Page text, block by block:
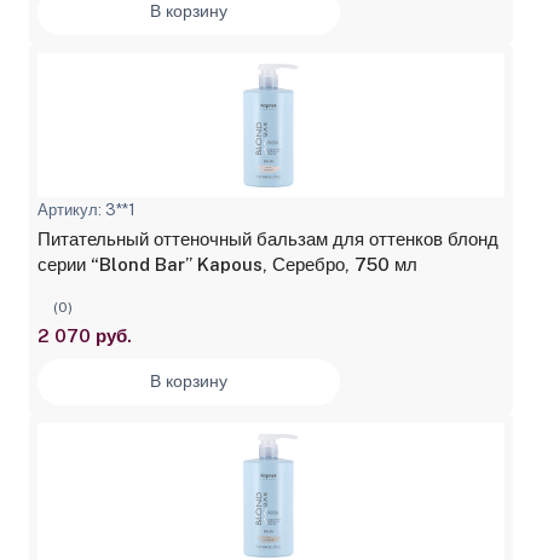
В корзину
Артикул: 3**1
Питательный оттеночный бальзам для оттенков блонд
серии “Blond Bar” Kapous, Серебро, 750 мл
(0)
2 070 руб.
В корзину